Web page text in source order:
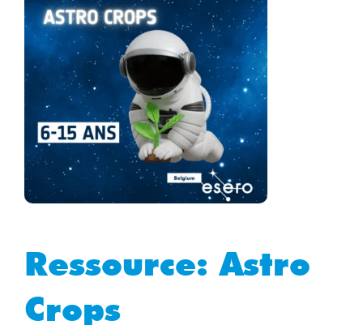
Ressource: Astro
Crops